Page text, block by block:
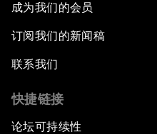
成为我们的会员
订阅我们的新闻稿
联系我们
快捷链接
论坛可持续性